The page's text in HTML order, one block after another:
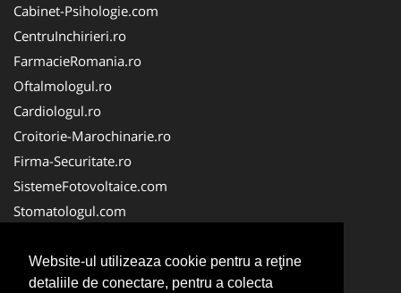
Website-ul utilizeaza cookie pentru a reţine
detaliile de conectare, pentru a colecta
Cabinet-Psihologie.com
CentruInchirieri.ro
FarmacieRomania.ro
Oftalmologul.ro
Cardiologul.ro
Croitorie-Marochinarie.ro
Firma-Securitate.ro
SistemeFotovoltaice.com
Stomatologul.com
Birouri-Cadastru.ro
Cabinet-Individual.ro